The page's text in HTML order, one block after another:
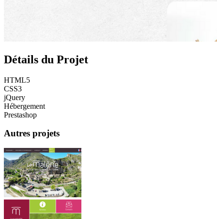
Détails du Projet
HTML5
CSS3
jQuery
Hébergement
Prestashop
Autres projets